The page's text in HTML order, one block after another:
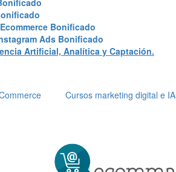
Bonificado
Ads Bonificado
Artificial, Analítica y Captación.
Cursos marketing digital e IA